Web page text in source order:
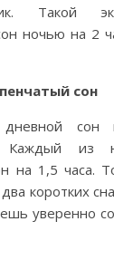
Такой
ночью на 2
сон
дневной
Каждый из
на 1,5 часа.
коротких
уверенно